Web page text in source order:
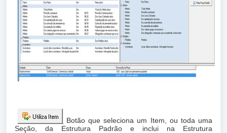
Botão que seleciona um Item, ou toda uma
Seção, da Estrutura Padrão e inclui na Estrutura